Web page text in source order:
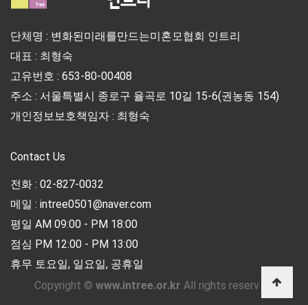
단체명 : 변화된미래를만드는미혼모협회 인트리
대표 : 최형숙
고유번호 : 653-80-00408
주소 : 서울특별시 종로구 율곡로 10길 15-6(권농동 154)
개인정보보호책임자 : 최형숙
Contact Us
전화 : 02-827-0032
메일 : intree0501@naver.com
평일 AM 09:00 - PM 18:00
점심 PM 12:00 - PM 13:00
휴무 토요일, 일요일, 공휴일
Copyright © www.intree.or.kr All rights reserved.